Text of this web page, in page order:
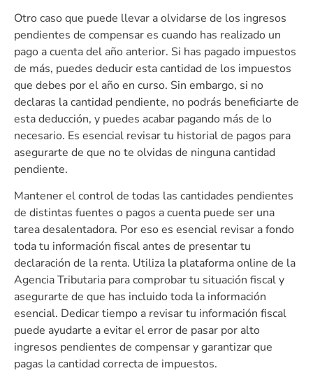
Otro caso que puede llevar a olvidarse de los ingresos
pendientes de compensar es cuando has realizado un
pago a cuenta del año anterior. Si has pagado impuestos
de más, puedes deducir esta cantidad de los impuestos
que debes por el año en curso. Sin embargo, si no
declaras la cantidad pendiente, no podrás beneficiarte de
esta deducción, y puedes acabar pagando más de lo
necesario. Es esencial revisar tu historial de pagos para
asegurarte de que no te olvidas de ninguna cantidad
pendiente.
Mantener el control de todas las cantidades pendientes
de distintas fuentes o pagos a cuenta puede ser una
tarea desalentadora. Por eso es esencial revisar a fondo
toda tu información fiscal antes de presentar tu
declaración de la renta. Utiliza la plataforma online de la
Agencia Tributaria para comprobar tu situación fiscal y
asegurarte de que has incluido toda la información
esencial. Dedicar tiempo a revisar tu información fiscal
puede ayudarte a evitar el error de pasar por alto
ingresos pendientes de compensar y garantizar que
pagas la cantidad correcta de impuestos.